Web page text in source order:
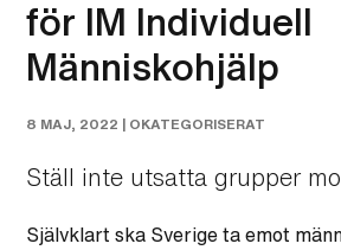
för IM Individuell
Människohjälp
8 MAJ, 2022 | OKATEGORISERAT
Ställ inte utsatta grupper
Självklart ska Sverige ta emot